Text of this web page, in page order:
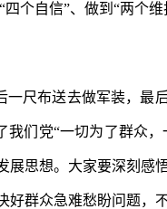
个自信”、做到“两个
一尺布送去做军装，最
们党“一切为了群众，
展思想。大家要深刻感
好群众急难愁盼问题，